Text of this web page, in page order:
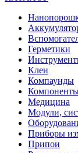
Герметики
Клеи
Компаунды
Медицина
Модули,
Приборы
Припои